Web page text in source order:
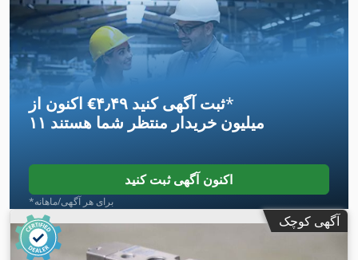
اکنون از ‎€۴٫۴۹ ثبت آگهی کنید*
۱۱ میلیون خریدار منتظر شما هستند
اکنون آگهی ثبت کنید
*برای هر آگهی/ماهانه
آگهی کوچک